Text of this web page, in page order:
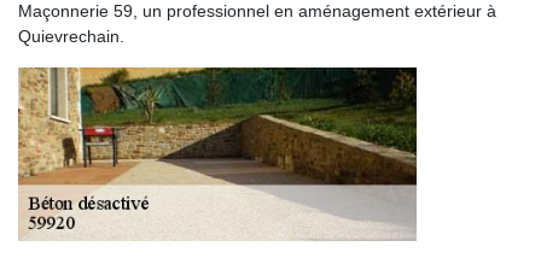
Maçonnerie 59, un professionnel en aménagement extérieur à
Quievrechain.